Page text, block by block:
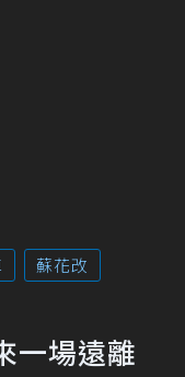
蘇花改
一場遠離